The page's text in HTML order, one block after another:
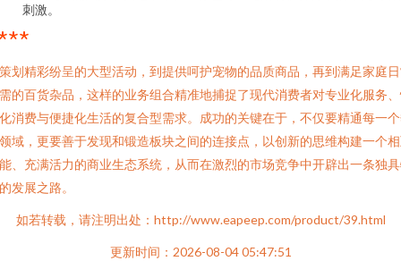
刺激。
划精彩纷呈的大型活动，到提供呵护宠物的品质商品，再到满足家庭
的百货杂品，这样的业务组合精准地捕捉了现代消费者对专业化服务
消费与便捷化生活的复合型需求。成功的关键在于，不仅要精通每一
域，更要善于发现和锻造板块之间的连接点，以创新的思维构建一个
、充满活力的商业生态系统，从而在激烈的市场竞争中开辟出一条独
发展之路。
如若转载，请注明出处：http://www.eapeep.com/product/39.html
更新时间：2026-08-04 05:47:51